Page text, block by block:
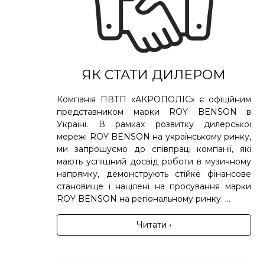
ЯК СТАТИ ДИЛЕРОМ
Компанія ПВТП «АКРОПОЛІС» є офіційним
представником марки ROY BENSON в
Україні. В рамках розвитку дилерської
мережі ROY BENSON на українському ринку,
ми запрошуємо до співпраці компанії, які
мають успішний досвід роботи в музичному
напрямку, демонструють стійке фінансове
становище і націлені на просування марки
ROY BENSON на регіональному ринку. ...
Читати ›